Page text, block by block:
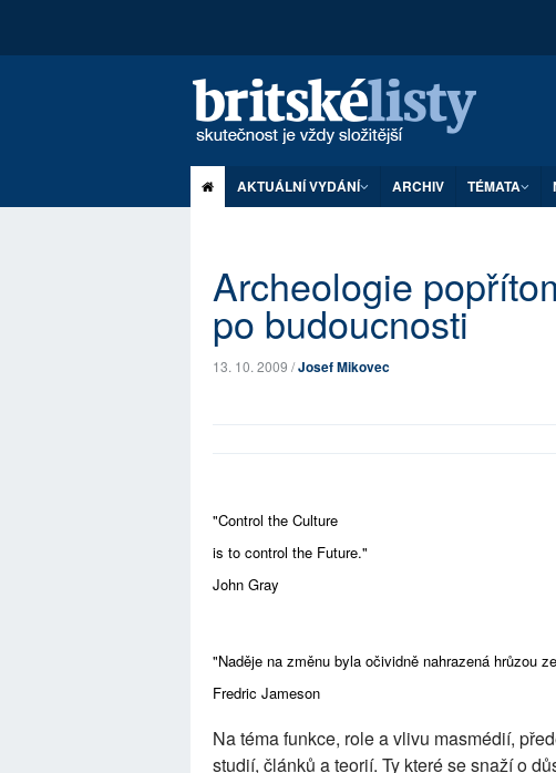
AKTUÁLNÍ VYDÁNÍ ARCHIV TÉMATA
Archeologie
po budoucnosti
13. 10. 2009 /Josef Mikovec
"Control the Culture
is to control the Future."
John Gray
"Naděje na změnu byla očividně nahrazená hrůzou
Fredric Jameson
Na téma funkce, role a vlivu masmédií,
studií, článků a teorií. Ty které se snaží o